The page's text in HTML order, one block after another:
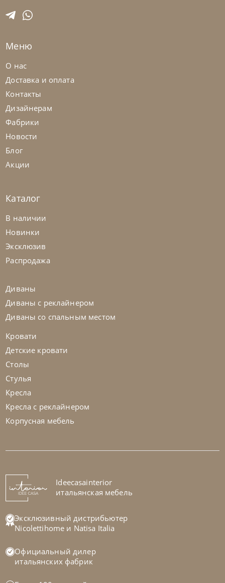
Меню
О нас
Доставка и оплата
Контакты
Дизайнерам
Фабрики
Новости
Блог
Акции
Каталог
В наличии
Новинки
Эксклюзив
Распродажа
Диваны
Диваны с реклайнером
Диваны со спальным местом
Кровати
Детские кровати
Столы
Стулья
Кресла
Кресла с реклайнером
Корпусная мебель
Ideecasainterior
итальянская мебель
Эксклюзивный дистрибьютер
Nicolettihome и Natisa Italia
Официальный дилер
итальянских фабрик